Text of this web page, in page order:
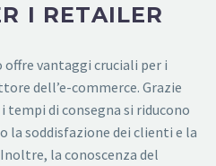
I RETAILER
offre vantaggi cruciali per i
dell’e-commerce. Grazie
di consegna si riducono
la soddisfazione dei clienti e la
la conoscenza del